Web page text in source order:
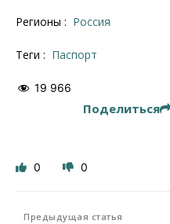
Регионы : Россия
Теги : паспорт
19 966
Поделиться
0 0
Предыдущая статья